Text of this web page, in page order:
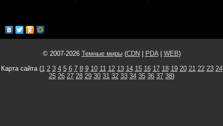
© 2007-2026 Темные миры(CDN PDA| WEB)
Карта сайта (1 2 3 4 5 6 7 8 9 10 11 12 13 14 15 16 17 18 19 20 21 22 23 24
25 26 27 28 29 30 31 32 33 34 35 36 37 38)